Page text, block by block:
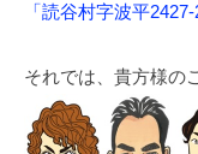
「読谷村字波平2427-
それでは、貴方様の